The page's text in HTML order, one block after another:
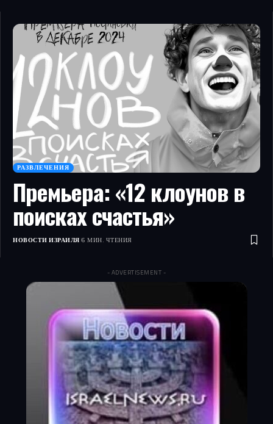
РАЗВЛЕЧЕНИЯ
Премьера: «12 клоунов в
поисках счастья»
НОВОСТИ ИЗРАИЛЯ 6 МИН. ЧТЕНИЯ
- ADVERTISEMENT -